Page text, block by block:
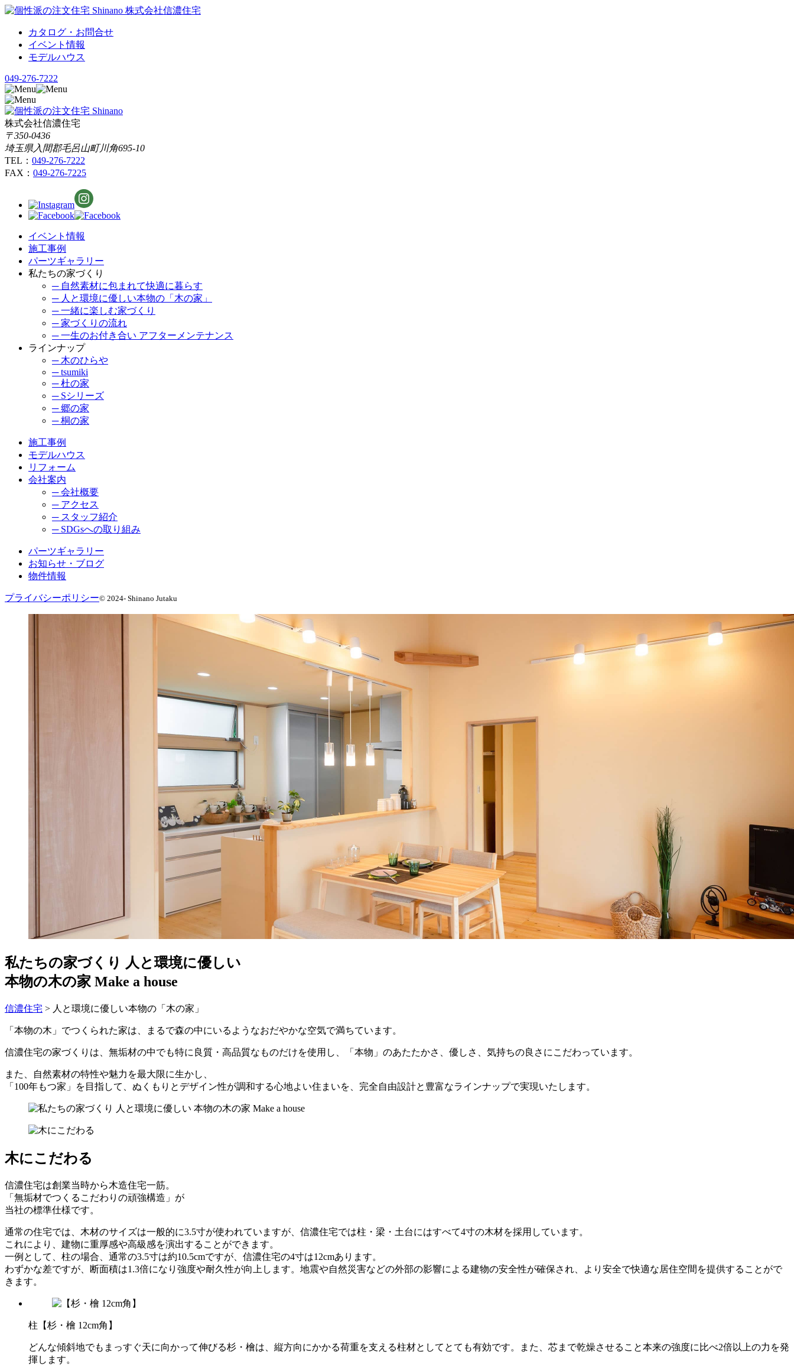
カタログ・お問合せ
イベント情報
モデルハウス
049-276-7222
株式会社信濃住宅
〒350-0436
埼玉県入間郡毛呂山町川角695-10
TEL： 049-276-7222
FAX： 049-276-7225
イベント情報
施工事例
パーツギャラリー
私たちの家づくり
─ 自然素材に包まれて快適に暮らす
─ 人と環境に優しい本物の「木の家」
─ 一緒に楽しむ家づくり
─ 家づくりの流れ
─ 一生のお付き合い アフターメンテナンス
ラインナップ
─ 木のひらや
─ tsumiki
─ 杜の家
─ Sシリーズ
─ 郷の家
─ 桐の家
施工事例
モデルハウス
リフォーム
会社案内
─ 会社概要
─ アクセス
─ スタッフ紹介
─ SDGsへの取り組み
パーツギャラリー
お知らせ・ブログ
物件情報
プライバシーポリシー© 2024- Shinano Jutaku
私たちの家づくり
人と環境に優しい
本物の木の家 Make a house
信濃住宅 > 人と環境に優しい本物の「木の家」
「本物の木」でつくられた家は、まるで森の中にいるようなおだやかな空気で満ちています。
信濃住宅の家づくりは、無垢材の中でも特に良質・高品質なものだけを使用し、「本物」のあたたかさ、優しさ、気持ちの良さにこだわっています。
また、自然素材の特性や魅力を最大限に生かし、
「100年もつ家」を目指して、ぬくもりとデザイン性が調和する心地よい住まいを、完全自由設計と豊富なラインナップで実現いたします。
木にこだわる
信濃住宅は創業当時から木造住宅一筋。
「無垢材でつくるこだわりの頑強構造」が
当社の標準仕様です。
通常の住宅では、木材のサイズは一般的に3.5寸が使われていますが、信濃住宅では柱・梁・土台にはすべて4寸の木材を採用しています。
これにより、建物に重厚感や高級感を演出することができます。
一例として、柱の場合、通常の3.5寸は約10.5cmですが、信濃住宅の4寸は12cmあります。
わずかな差ですが、断面積は1.3倍になり強度や耐久性が向上します。地震や自然災害などの外部の影響による建物の安全性が確保され、より安全で快適な居住空間を提供することがで
きます。
柱 【杉・檜 12cm角】
どんな傾斜地でもまっすぐ天に向かって伸びる杉・檜は、縦方向にかかる荷重を支える柱材としてとても有効です。また、芯まで乾燥させること本来の強度に比べ2倍以上の力を発
揮します。